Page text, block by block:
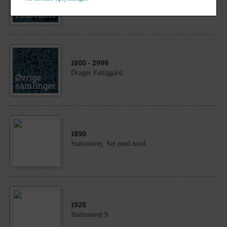
Dragør Fattiggård
1800 - 2999
Dragør Fattiggård
1890
Stationsvej. Set mod nord.
1925
Stationsvej 9